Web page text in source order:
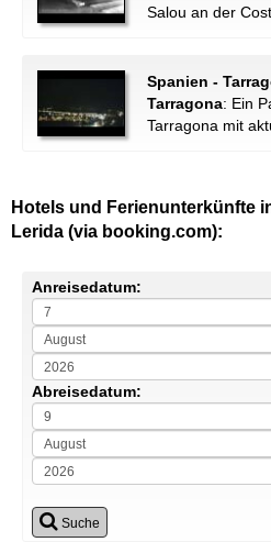
Salou an der
Spanien -
Tarragona: Ein
Tarragona mit
Hotels und Ferienunterkünfte
Lerida (via booking.com):
Anreisedatum:
Abreisedatum:
Suche